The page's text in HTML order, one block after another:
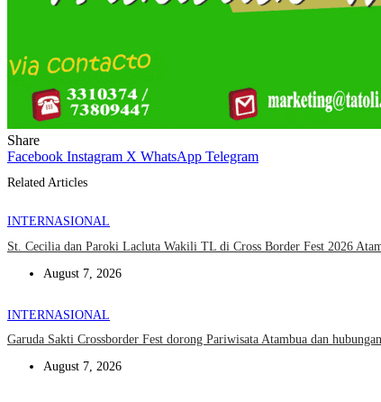
Share
Facebook Instagram X WhatsApp Telegram
Related Articles
INTERNASIONAL
St. Cecilia dan Paroki Lacluta Wakili TL di Cross Border Fest 2026
August 7, 2026
INTERNASIONAL
Garuda Sakti Crossborder Fest dorong Pariwisata Atambua dan
August 7, 2026